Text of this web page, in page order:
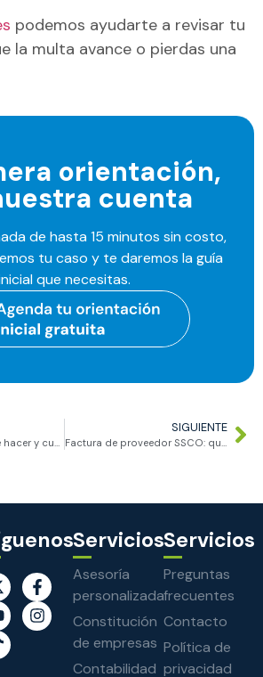
podemos ayudarte a revisar tu
la multa avance o pierdas una
orientación,
cuenta
de hasta 15 minutos sin costo,
tu caso y te daremos la guía
que necesitas.
Multa de SUNAT: qué hacer y cuáles son tus derechos como contribuyente
SIGUIENTE
Factura de proveedor SSCO: qué revisar antes de declarar
Servicios
Asesoría
personalizada
Constitución
de empresas
Contabilidad
Servicios
Preguntas
frecuentes
Contacto
Política de
privacidad